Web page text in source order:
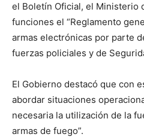
el Boletín Oficial, el Ministerio
funciones el “Reglamento
armas electrónicas por parte
fuerzas policiales y de
El Gobierno destacó que con
abordar situaciones
necesaria la utilización de la
armas de fuego”.